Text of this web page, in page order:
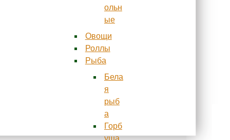
ольн
ые
Овощи
Роллы
Рыба
Бела
я
рыб
а
Горб